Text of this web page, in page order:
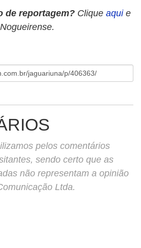
de reportagem? Clique aqui e
pelos comentários
sendo certo que as
não representam a opinião
Ltda.